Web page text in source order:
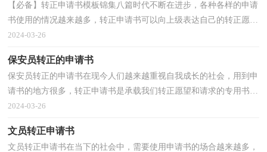
【必备】转正申请书模板锦集八篇时代不断在进步，各种各样的申请
书使用的情况越来越多，转正申请书可以向上级表达自己的转正愿望
和诉求。写转正申请书真像想象中那么难吗？下面是...
2024-03-26
保安员转正的申请书
保安员转正的申请书在现今人们越来越重视自我成长的社会，用到申
请书的地方很多，转正申请书是承载我们转正愿望和请求的专用书
信。那么大家知道正规的转正申请书怎么写吗？以下是...
2024-03-26
文员转正申请书
文员转正申请书在当下的社会中，需要使用申请书的场合越来越多，